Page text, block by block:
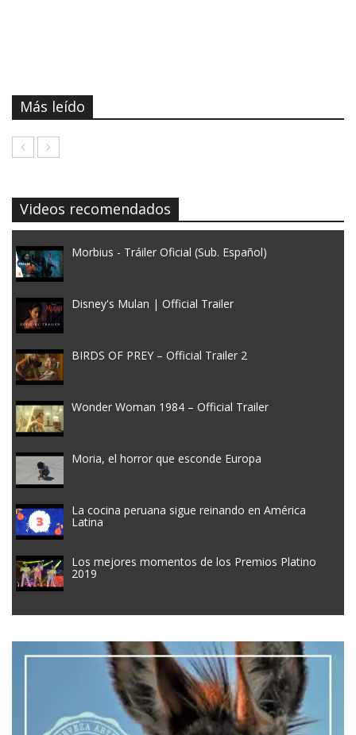
Más leído
Videos recomendados
Morbius - Tráiler Oficial (Sub. Español)
Disney's Mulan | Official Trailer
BIRDS OF PREY – Official Trailer 2
Wonder Woman 1984 – Official Trailer
Moria, el horror que esconde Europa
La cocina peruana sigue reinando en América
Latina
Los mejores momentos de los Premios Platino
2019